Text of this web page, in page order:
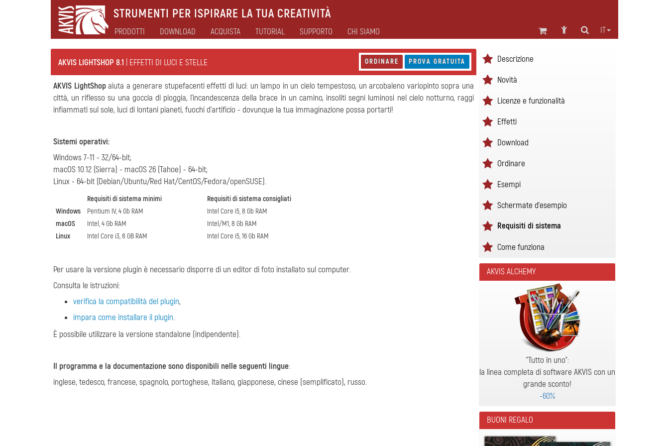
STRUMENTI PER ISPIRARE LA TUA CREATIVITÀ
IT
PRODOTTI DOWNLOAD ACQUISTA TUTORIAL SUPPORTO CHI SIAMO
AKVIS LIGHTSHOP 8.1 | EFFETTI DI LUCI E STELLE ORDINARE PROVA GRATUITA
AKVIS LightShopaiuta a generare stupefacenti effetti di luci: un lampo in un cielo tempestoso, un arcobaleno variopinto sopra una
città, un riflesso su una goccia di pioggia, l'incandescenza della brace in un camino, insoliti segni luminosi nel cielo notturno, raggi
infiammati sul sole, luci di lontani pianeti, fuochi d'artificio - dovunque la tua immaginazione possa portarti!
Sistemi operativi:
Windows 7-11 - 32/64-bit;
macOS 10.12 (Sierra) - macOS 26 (Tahoe) - 64-bit;
Linux - 64-bit (Debian/Ubuntu/Red Hat/CentOS/Fedora/openSUSE).
Requisiti di sistema minimi
Requisiti di sistema consigliati
Windows
Pentium IV, 4 Gb RAM
Intel Core i5, 8 Gb RAM
macOS
Intel, 4 Gb RAM
Intel/M1, 8 Gb RAM
Linux
Intel Core i3, 8 GB RAM Intel Core i5, 16 Gb RAM
Per usare la versione plugin è necessario disporre di un editor di foto installato sul computer.
Consulta le istruzioni:
verifica la compatibilità del plugin,
impara come installare il plugin.
È possibile utilizzare la versione standalone (indipendente).
Il programma e la documentazione sono disponibili nelle seguenti lingue:
inglese, tedesco, francese, spagnolo, portoghese, italiano, giapponese, сinese (semplificato), russo.
Descrizione
Novità
Licenze e funzionalità
Effetti
Download
Ordinare
Esempi
Schermate d'esempio
Requisiti di sistema
Come funziona
AKVIS ALCHEMY
"Tutto in uno":
la linea completa di software AKVIS con un
grande sconto!
-60%
BUONI REGALO